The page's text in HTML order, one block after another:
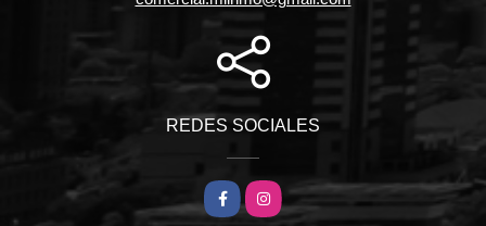
REDES SOCIALES
FacebookInstagram